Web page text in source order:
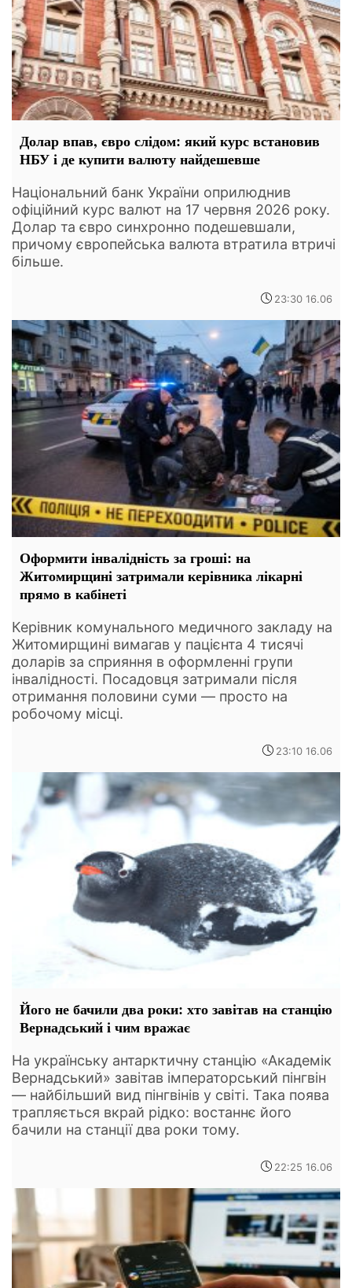
Долар впав, євро слідом: який курс встановив
НБУ і де купити валюту найдешевше
Національний банк України оприлюднив
офіційний курс валют на 17 червня 2026 року.
Долар та євро синхронно подешевшали,
причому європейська валюта втратила втричі
більше.
23:30 16.06
Оформити інвалідність за гроші: на
Житомирщині затримали керівника лікарні
прямо в кабінеті
Керівник комунального медичного закладу на
Житомирщині вимагав у пацієнта 4 тисячі
доларів за сприяння в оформленні групи
інвалідності. Посадовця затримали після
отримання половини суми — просто на
робочому місці.
23:10 16.06
Його не бачили два роки: хто завітав на станцію
Вернадський і чим вражає
На українську антарктичну станцію «Академік
Вернадський» завітав імператорський пінгвін
— найбільший вид пінгвінів у світі. Така поява
трапляється вкрай рідко: востаннє його
бачили на станції два роки тому.
22:25 16.06